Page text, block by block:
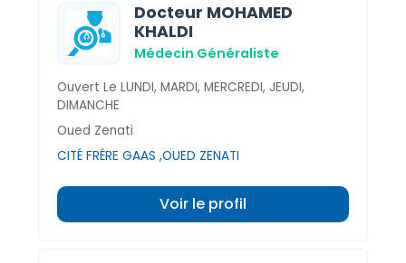
Docteur MOHAMED
KHALDI
Médecin Généraliste
Ouvert Le LUNDI, MARDI, MERCREDI, JEUDI,
DIMANCHE
Oued Zenati
CITÉ FRÉRE GAAS ,OUED ZENATI
Voir le profil